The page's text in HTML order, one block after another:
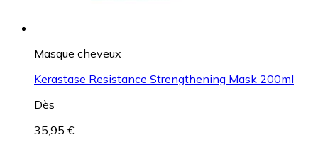
Masque cheveux
Kerastase Resistance Strengthening Mask 200ml
Dès
35,95 €